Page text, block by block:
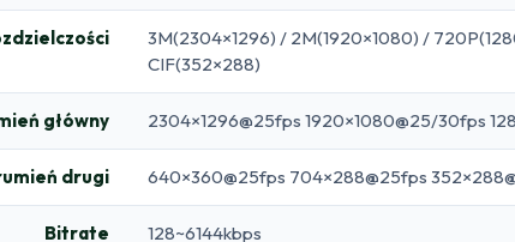
3M(2304×1296) / 2M(1920×1080) /
CIF(352×288)
główny 2304×1296@25fps 1920×1080@25/30fps
drugi 640×360@25fps 704×288@25fps
Bitrate 128~6144kbps